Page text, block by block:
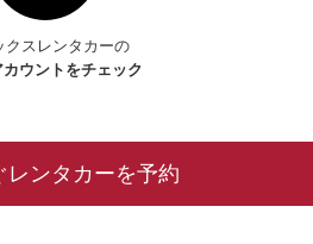
クスレンタカーの
カウントをチェック
レンタカーを予約